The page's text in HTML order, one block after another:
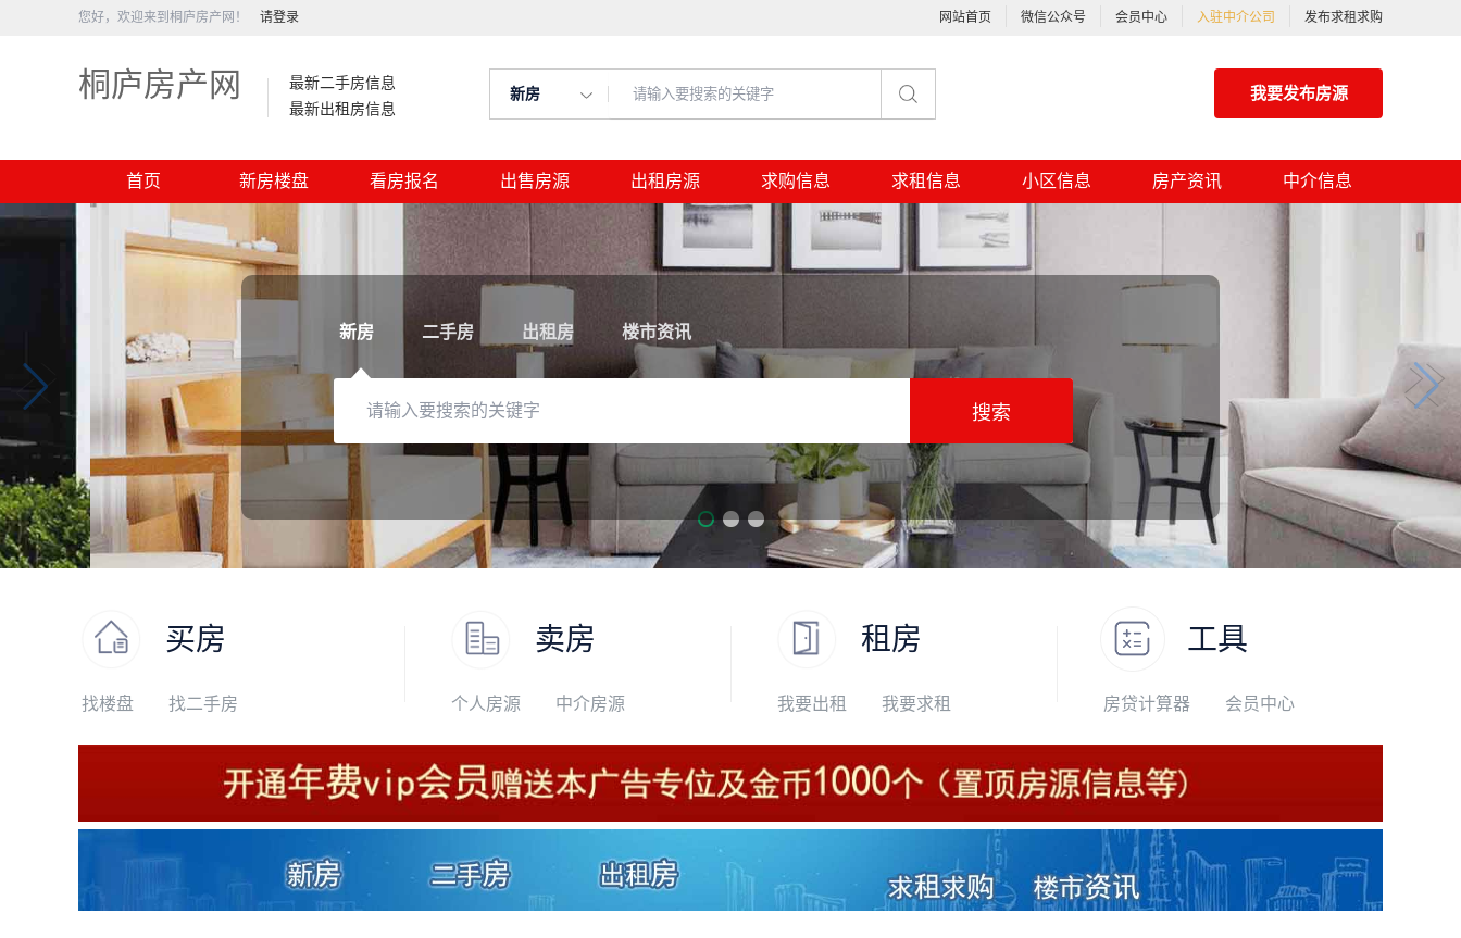
您好，欢迎来到桐庐房产网！ 请登录 网站首页 微信公众号 会员中心 入驻中介公司 发布求租求购
桐庐房产网
最新二手房信息
最新出租房信息
新房 我要发布房源
首页 新房楼盘 看房报名 出售房源 出租房源 求购信息 求租信息 小区信息 房产资讯 中介信息
新房 二手房 出租房 楼市资讯
搜索
买房
找楼盘 找二手房
卖房
个人房源 中介房源
租房
我要出租 我要求租
工具
房贷计算器 会员中心